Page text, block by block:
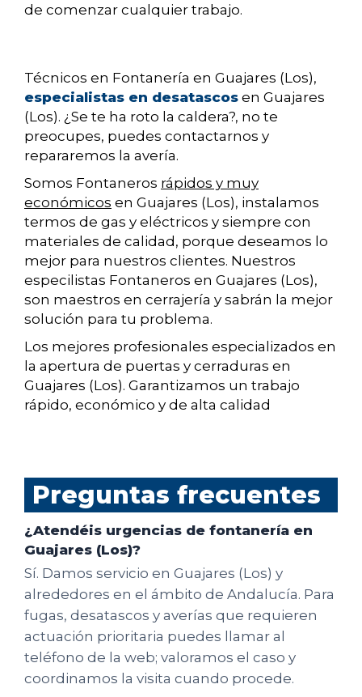
de comenzar cualquier trabajo.
Técnicos en Fontanería en Guajares (Los),
especialistas en desatascos en Guajares
(Los). ¿Se te ha roto la caldera?, no te
preocupes, puedes contactarnos y
repararemos la avería.
Somos Fontaneros rápidos y muy
económicos en Guajares (Los), instalamos
termos de gas y eléctricos y siempre con
materiales de calidad, porque deseamos lo
mejor para nuestros clientes. Nuestros
especilistas Fontaneros en Guajares (Los),
son maestros en cerrajería y sabrán la mejor
solución para tu problema.
Los mejores profesionales especializados en
la apertura de puertas y cerraduras en
Guajares (Los). Garantizamos un trabajo
rápido, económico y de alta calidad
Preguntas frecuentes
¿Atendéis urgencias de fontanería en
Guajares (Los)?
Sí. Damos servicio en Guajares (Los) y
alrededores en el ámbito de Andalucía. Para
fugas, desatascos y averías que requieren
actuación prioritaria puedes llamar al
teléfono de la web; valoramos el caso y
coordinamos la visita cuando procede.